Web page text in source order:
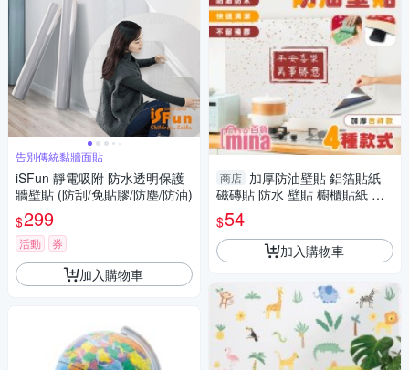
告別傳統黏牆面貼
iSFun 靜電吸附 防水透明保護
牆壁貼 (防刮/免貼膠/防塵/防油)
$299
活動 券
加入購物車
商店 加厚防油壁貼 鋁箔貼紙
磁磚貼 防水 壁貼 櫥櫃貼紙 廚
房壁貼 (mina百貨)【F0631】
$54
加入購物車